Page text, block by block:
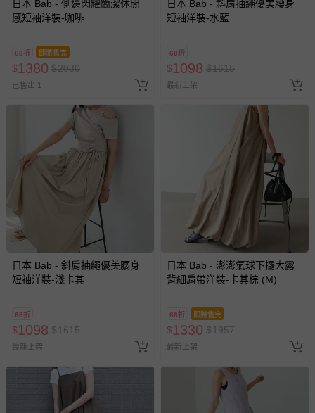
日本 Bab - 側邊閃耀簡潔休閒
感短袖洋裝-咖啡
68折 即將售完
$1380 $2030
已售出 1
日本 Bab - 斜肩抽繩優美腰身
短袖洋裝-水藍
68折
$1098 $1615
最新上架
日本 Bab - 斜肩抽繩優美腰身
短袖洋裝-淺卡其
68折
$1098 $1615
最新上架
日本 Bab - 澎澎氣球下擺大露
背細肩帶洋裝-卡其棕 (M)
68折 即將售完
$1330 $1957
最新上架